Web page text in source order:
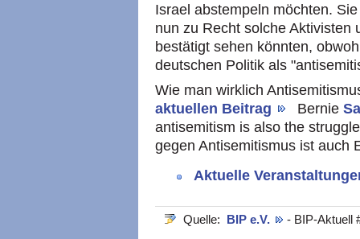
Israel abstempeln möchten.
nun zu Recht solche Aktivisten
bestätigt sehen könnten,
deutschen Politik als
Wie man wirklich
aktuellen Beitrag
Bernie
antisemitism is also the
gegen Antisemitismus ist auch
Aktuelle
Quelle: BIP e.V. - BIP-Aktuell